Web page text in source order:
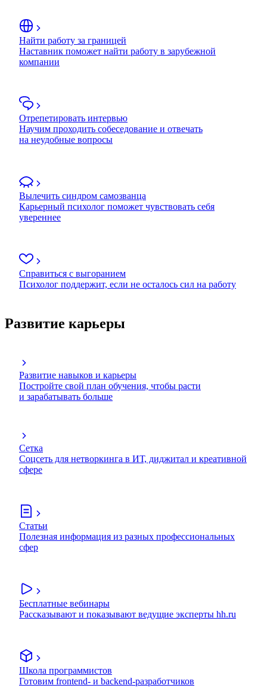
Найти работу за границей
Наставник поможет найти работу в зарубежной
компании
Отрепетировать интервью
Научим проходить собеседование и отвечать
на неудобные вопросы
Вылечить синдром самозванца
Карьерный психолог поможет чувствовать себя
увереннее
Справиться с выгоранием
Психолог поддержит, если не осталось сил на работу
Развитие карьеры
Развитие навыков и карьеры
Постройте свой план обучения, чтобы расти
и зарабатывать больше
Сетка
Соцсеть для нетворкинга в ИТ, диджитал и креативной
сфере
Статьи
Полезная информация из разных профессиональных
сфер
Бесплатные вебинары
Рассказывают и показывают ведущие эксперты hh.ru
Школа программистов
Готовим frontend- и backend-разработчиков